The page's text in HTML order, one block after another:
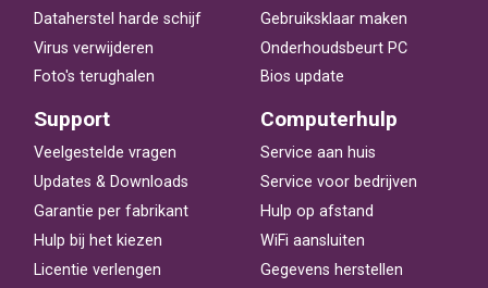
Dataherstel harde schijf
Virus verwijderen
Foto's terughalen
Gebruiksklaar maken
Onderhoudsbeurt PC
Bios update
Support
Veelgestelde vragen
Updates & Downloads
Garantie per fabrikant
Hulp bij het kiezen
Licentie verlengen
Computerhulp
Service aan huis
Service voor bedrijven
Hulp op afstand
WiFi aansluiten
Gegevens herstellen